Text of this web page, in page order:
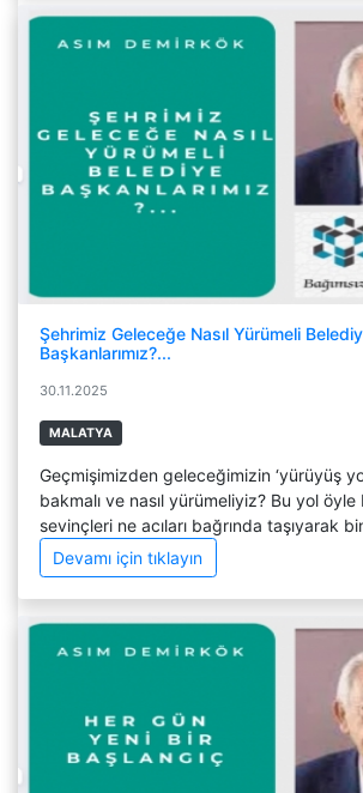
Şehrimiz Geleceğe Nasıl Yürümeli
Başkanlarımız?...
30.11.2025
MALATYA
Geçmişimizden geleceğimizin ‘yürüyüş
bakmalı ve nasıl yürümeliyiz? Bu yol
sevinçleri ne acıları bağrında taşıyarak
Devamı için tıklayın